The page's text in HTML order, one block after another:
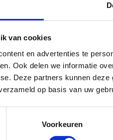
van cookies
en advertenties te
Ook delen we informatie
Deze partners kunnen
op basis van uw
Voorkeuren
Horse
voor 17:00 besteld =